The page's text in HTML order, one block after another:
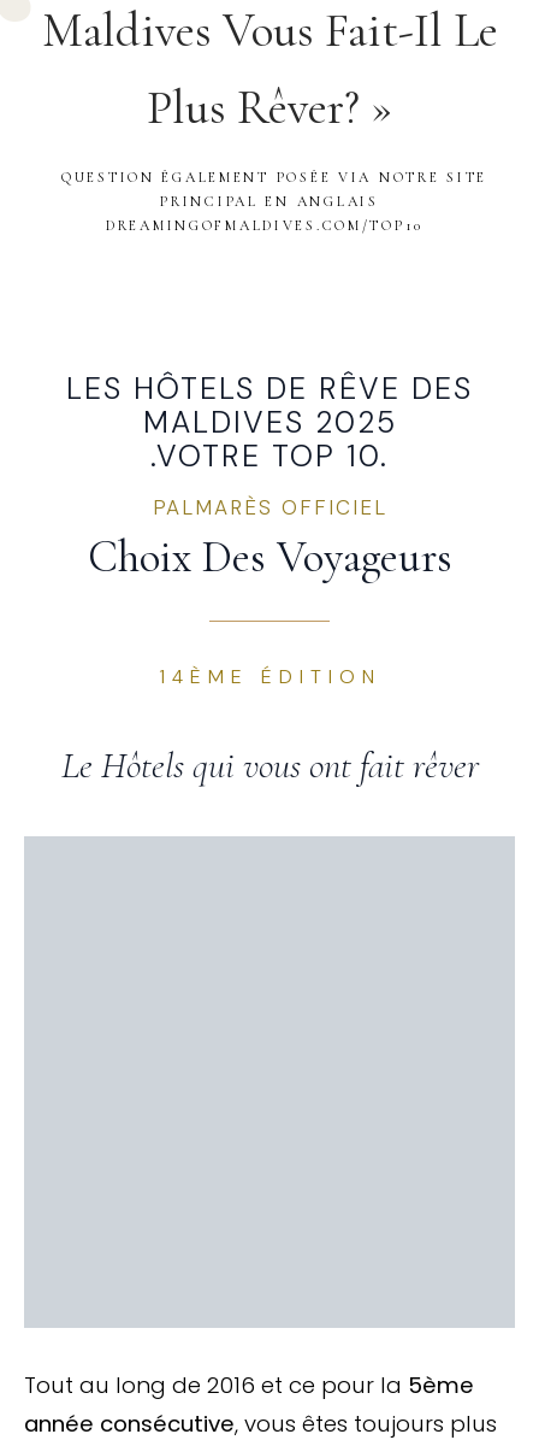
Maldives Vous Fait-Il Le
Plus Rêver? »
QUESTION ÉGALEMENT POSÉE VIA NOTRE SITE
PRINCIPAL EN ANGLAIS
DREAMINGOFMALDIVES.COM/TOP10
LES HÔTELS DE RÊVE DES
MALDIVES 2025
.VOTRE TOP 10.
PALMARÈS OFFICIEL
Choix Des Voyageurs
14ÈME ÉDITION
Le Hôtels qui vous ont fait rêver
Tout au long de 2016 et ce pour la 5ème
année consécutive, vous êtes toujours plus